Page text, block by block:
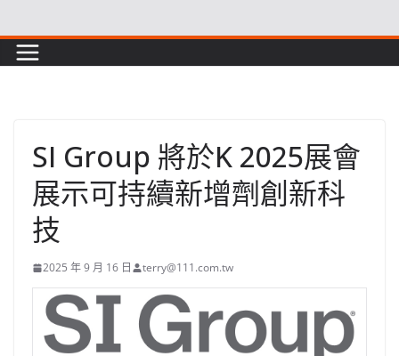
to
content
SI Group 將於K 2025展會
展示可持續新增劑創新科
技
2025 年 9 月 16 日 terry@111.com.tw